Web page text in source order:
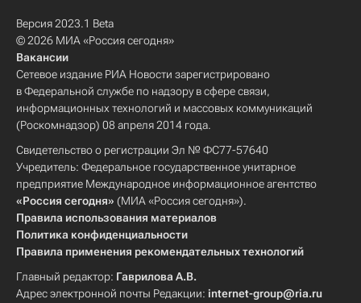
Версия 2023.1 Beta
© 2026 МИА «Россия сегодня»
Вакансии
Сетевое издание РИА Новости зарегистрировано
в Федеральной службе по надзору в сфере связи,
информационных технологий и массовых коммуникаций
(Роскомнадзор) 08 апреля 2014 года.
Свидетельство о регистрации Эл № ФС77-57640
Учредитель: Федеральное государственное унитарное
предприятие Международное информационное агентство
«Россия сегодня» (МИА «Россия сегодня»).
Правила использования материалов
Политика конфиденциальности
Правила применения рекомендательных технологий
Главный редактор: Гаврилова А.В.
Адрес электронной почты Редакции: internet-group@ria.ru